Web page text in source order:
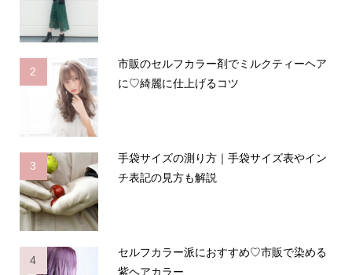
2
市販のセルフカラー剤でミルクティーヘア
に♡綺麗に仕上げるコツ
3
手袋サイズの測り方｜手袋サイズ表やイン
チ表記の見方も解説
4
セルフカラー派におすすめ♡市販で染める
紫ヘアカラー